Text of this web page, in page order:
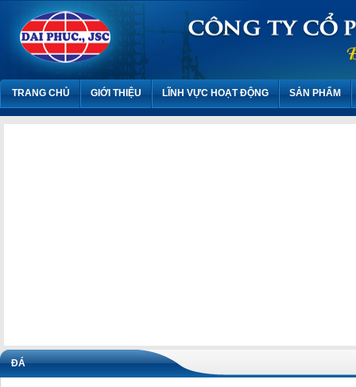
TRANG CHỦ GIỚI THIỆU LĨNH VỰC HOẠT ĐỘNG SẢN PHẨM
ĐÁ